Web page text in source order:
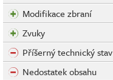
Modifikace zbraní
Zvuky
Příšerný technický stav
Nedostatek obsahu